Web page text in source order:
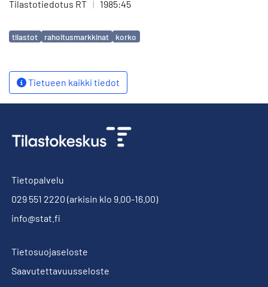
Tilastotiedotus RT | 1985:45
Avainsanat
tilastot rahoitusmarkkinat korko
Tietueen kaikki tiedot
Tietopalvelu
029 551 2220 (arkisin klo 9.00-16.00)
info@stat.fi
Tietosuojaseloste
Saavutettavuusseloste